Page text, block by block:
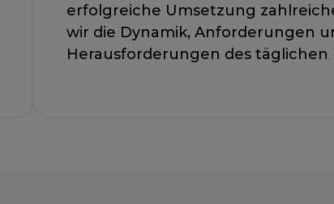
erfolgreiche Umsetzung
wir die Dynamik, Anforderungen
Herausforderungen des täglichen